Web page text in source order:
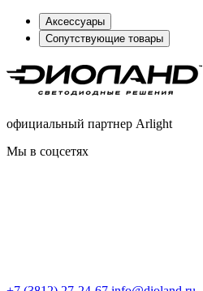
Аксессуары
Сопутствующие товары
официальный партнер Arlight
Мы в соцсетях